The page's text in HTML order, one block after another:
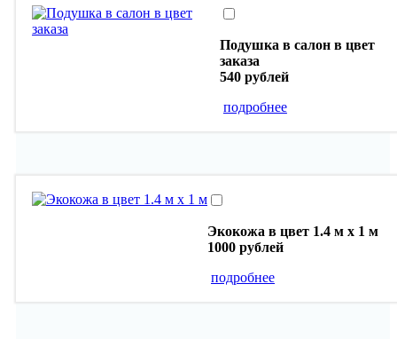
Подушка в салон в цвет
заказа
540 рублей
подробнее
Экокожа в цвет 1.4 м х 1 м
1000 рублей
подробнее